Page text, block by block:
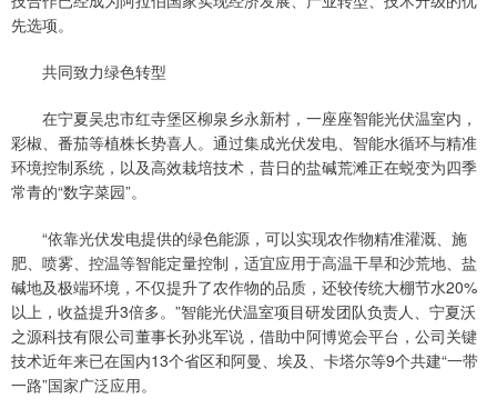
先选项。
共同致力绿色转型
在宁夏吴忠市红寺堡区柳泉乡永新村，一座座智能光伏温室内，
彩椒、番茄等植株长势喜人。通过集成光伏发电、智能水循环与精准
环境控制系统，以及高效栽培技术，昔日的盐碱荒滩正在蜕变为四季
常青的“数字菜园”。
“依靠光伏发电提供的绿色能源，可以实现农作物精准灌溉、施
肥、喷雾、控温等智能定量控制，适宜应用于高温干旱和沙荒地、盐
碱地及极端环境，不仅提升了农作物的品质，还较传统大棚节水20%
以上，收益提升3倍多。”智能光伏温室项目研发团队负责人、宁夏沃
之源科技有限公司董事长孙兆军说，借助中阿博览会平台，公司关键
技术近年来已在国内13个省区和阿曼、埃及、卡塔尔等9个共建“一带
一路”国家广泛应用。